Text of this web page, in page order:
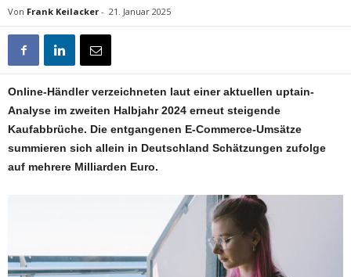
Von Frank Keilacker - 21. Januar 2025
Online-Händler verzeichneten laut einer aktuellen uptain-
Analyse im zweiten Halbjahr 2024 erneut steigende
Kaufabbrüche. Die entgangenen E-Commerce-Umsätze
summieren sich allein in Deutschland Schätzungen zufolge
auf mehrere Milliarden Euro.